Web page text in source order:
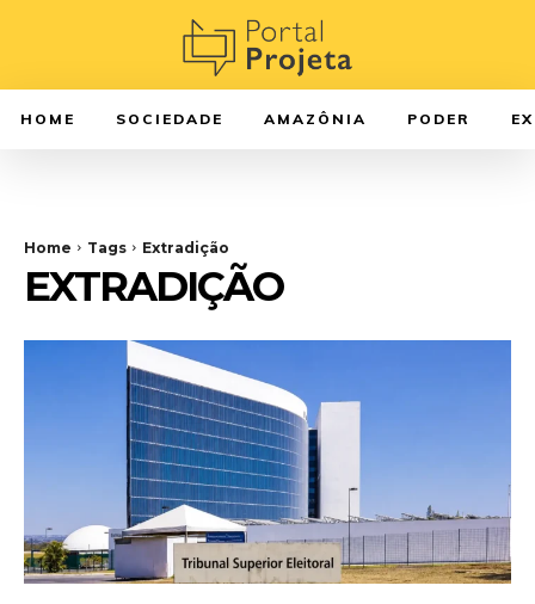
HOME SOCIEDADE AMAZÔNIA PODER
Home Tags Extradição
EXTRADIÇÃO